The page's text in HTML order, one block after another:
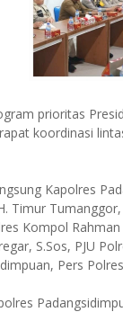
prioritas
koordinasi
Kapolres
Timur
Kompol
S.Sos, PJU
Pers